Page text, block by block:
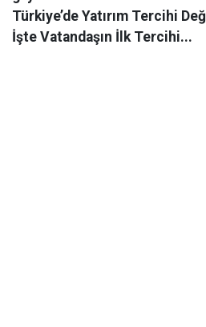
Türkiye’de Yatırım Tercihi
İşte Vatandaşın İlk Tercihi...